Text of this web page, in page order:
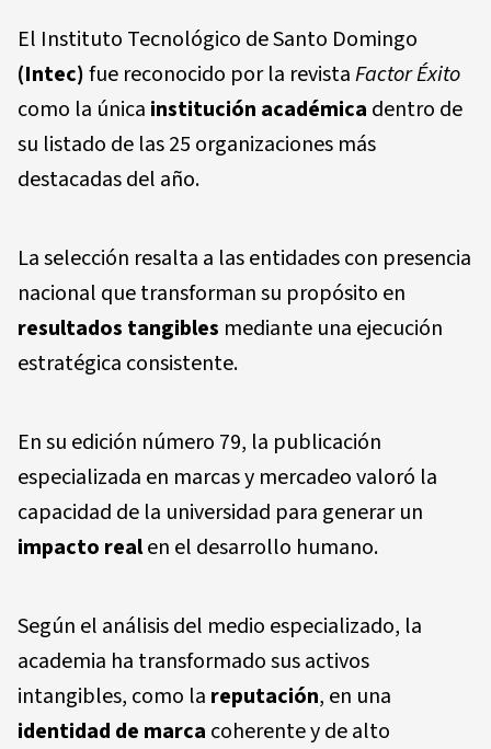
El Instituto Tecnológico de Santo Domingo
(Intec)fue reconocido por la revistaFactor Éxito
como la única institución académica dentro de
su listado de las 25 organizaciones más
destacadas del año.
La selección resalta a las entidades con presencia
nacional que transforman su propósito en
resultados tangibles mediante una ejecución
estratégica consistente.
En su edición número 79, la publicación
especializada en marcas y mercadeo valoró la
capacidad de la universidad para generar un
impacto realen el desarrollo humano.
Según el análisis del medio especializado, la
academia ha transformado sus activos
intangibles, como la reputación, en una
identidad de marca coherente y de alto